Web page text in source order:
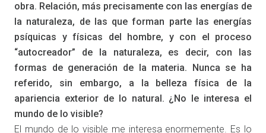
obra. Relación, más precisamente con las energías de
la naturaleza, de las que forman parte las energías
psíquicas y físicas del hombre, y con el proceso
“autocreador” de la naturaleza, es decir, con las
formas de generación de la materia. Nunca se ha
referido, sin embargo, a la belleza física de la
apariencia exterior de lo natural. ¿No le interesa el
mundo de lo visible?
El mundo de lo visible me interesa enormemente. Es lo